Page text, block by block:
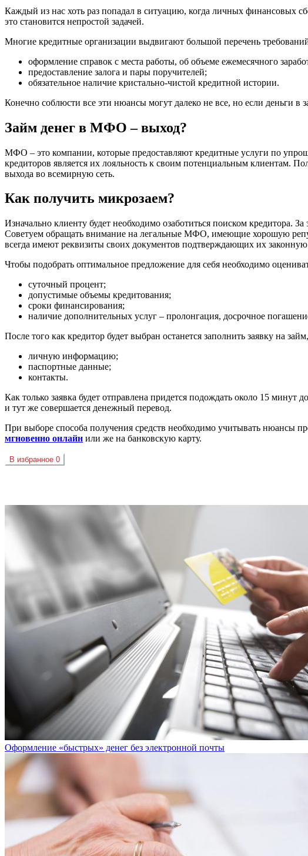
Каждый из нас хоть раз попадал в ситуацию, когда личных финансовых
это становится непростой задачей.
Многие кредитные организации выдвигают большой перечень
оформление справок с места работы, об объеме ежемесячного
предоставление залога и пары поручителей;
обязательное наличие кристально-чистой кредитной истории.
Конечно соблюсти все эти нюансы могут далеко не все, но если
Займ денег в МФО – выход?
МФО – это компании, которые предоставляют кредитные услуги по
кредиторов является их лояльность к своим потенциальным клиентам.
выхода во всемирную сеть.
Как получить микрозаем?
Изначально клиенту будет необходимо озаботиться поиском
Советуем обращать внимание на легальные МФО, имеющие хорошую
всегда имеют реквизиты своих документов подтверждающих их
Чтобы подобрать оптимальное предложение для себя необходимо
суточный процент;
допустимые объемы кредитования;
сроки финансирования;
наличие дополнительных услуг – пролонгация, досрочное
После того как кредитор будет выбран останется заполнить заявку на
личную информацию;
паспортные данные;
контакты.
Как только заявка будет отправлена придется подождать около 15
и тут же совершается денежный перевод.
При выборе способа получения средств необходимо учитывать нюансы
мгновенно онлайн или же на банковскую карту.
В избранное 0
Оформление «быстрых» денег без электронной почты